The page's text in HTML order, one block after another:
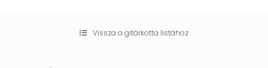
Vissza a gitárkotta listához